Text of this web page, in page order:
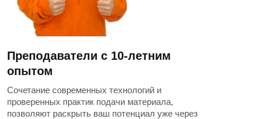
Преподаватели с 10-летним
опытом
Сочетание современных технологий и
проверенных практик подачи материала,
позволяют раскрыть ваш потенциал уже через